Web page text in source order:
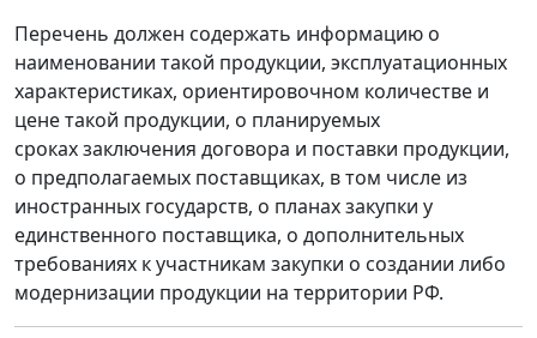
Перечень должен содержать информацию о
наименовании такой продукции, эксплуатационных
характеристиках, ориентировочном количестве и
цене такой продукции, о планируемых
сроках заключения договора и поставки продукции,
о предполагаемых поставщиках, в том числе из
иностранных государств, о планах закупки у
единственного поставщика, о дополнительных
требованиях к участникам закупки о создании либо
модернизации продукции на территории РФ.